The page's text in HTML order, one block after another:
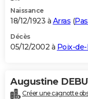
Naissance
18/12/1923 à Arras (
Décès
05/12/2002 à Poix-
Augustine
Créer une cagnotte